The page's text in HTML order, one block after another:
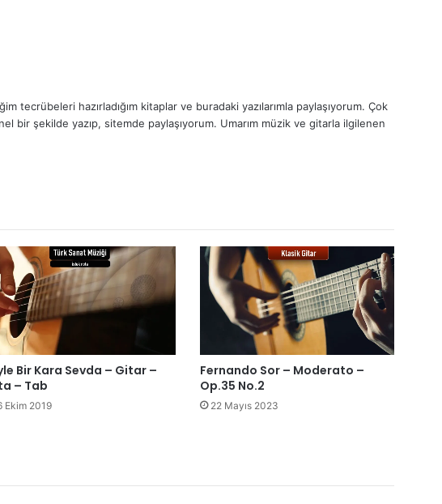
tecrübeleri hazırladığım kitaplar ve buradaki yazılarımla paylaşıyorum. Çok
bir şekilde yazıp, sitemde paylaşıyorum. Umarım müzik ve gitarla ilgilenen
Bir Kara Sevda – Gitar –
– Tab
Ekim 2019
Fernando Sor – Moderato –
Op.35 No.2
22 Mayıs 2023